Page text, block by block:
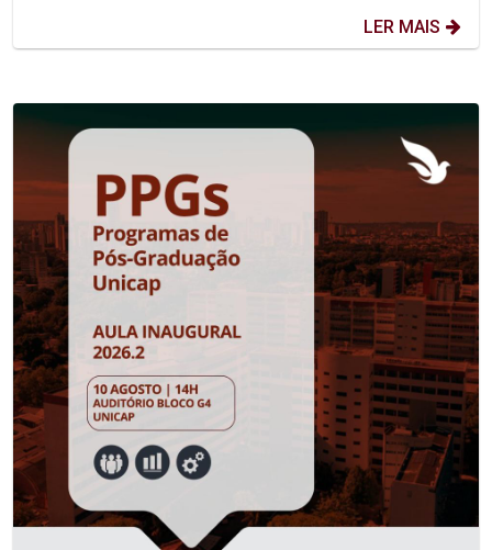
LER MAIS